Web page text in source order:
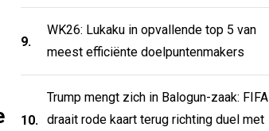
9.
WK26: Lukaku in opvallende top 5 van
meest efficiënte doelpuntenmakers
10.
Trump mengt zich in Balogun-zaak: FIFA
draait rode kaart terug richting duel met